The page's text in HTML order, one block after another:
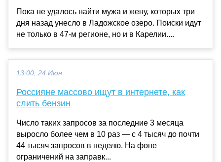
Пока не удалось найти мужа и жену, которых три
дня назад унесло в Ладожское озеро. Поиски идут
не только в 47-м регионе, но и в Карелии....
13:00, 24 Июн
Россияне массово ищут в интернете, как
слить бензин
Число таких запросов за последние 3 месяца
выросло более чем в 10 раз — с 4 тысяч до почти
44 тысяч запросов в неделю. На фоне
ограничений на заправк...